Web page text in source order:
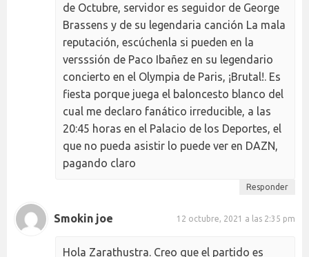
de Octubre, servidor es seguidor de George
Brassens y de su legendaria canción La mala
reputación, escúchenla si pueden en la
versssión de Paco Ibañez en su legendario
concierto en el Olympia de Paris, ¡Brutal!. Es
fiesta porque juega el baloncesto blanco del
cual me declaro fanático irreducible, a las
20:45 horas en el Palacio de los Deportes, el
que no pueda asistir lo puede ver en DAZN,
pagando claro
Responder
Smokin joe 12 octubre, 2021 a las 2:35 pm
Hola Zarathustra. Creo que el partido es